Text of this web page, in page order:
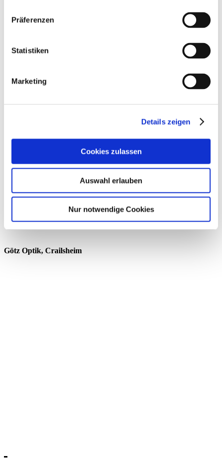
Präferenzen
Statistiken
Marketing
Details zeigen
Cookies zulassen
Auswahl erlauben
Nur notwendige Cookies
Ladenbau
Götz Optik, Crailsheim